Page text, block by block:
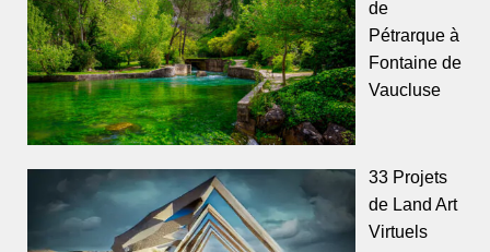
de
Pétrarque à
Fontaine de
Vaucluse
33 Projets
de Land Art
Virtuels